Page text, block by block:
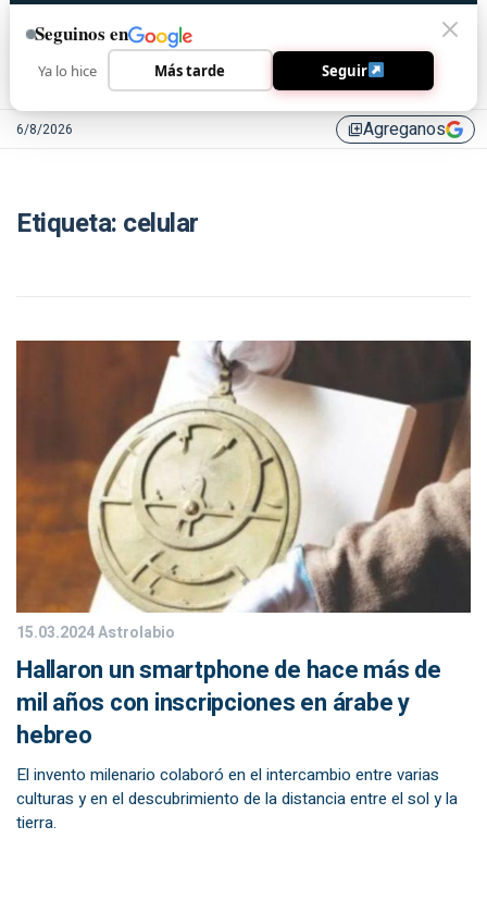
6/8/2026 library_addAgreganos
Etiqueta: celular
15.03.2024Astrolabio
Hallaron un smartphone de hace más de
mil años con inscripciones en árabe y
hebreo
El invento milenario colaboró en el intercambio entre varias
culturas y en el descubrimiento de la distancia entre el sol y la
tierra.
Seguinos en
Ya lo hice Más tarde Seguir